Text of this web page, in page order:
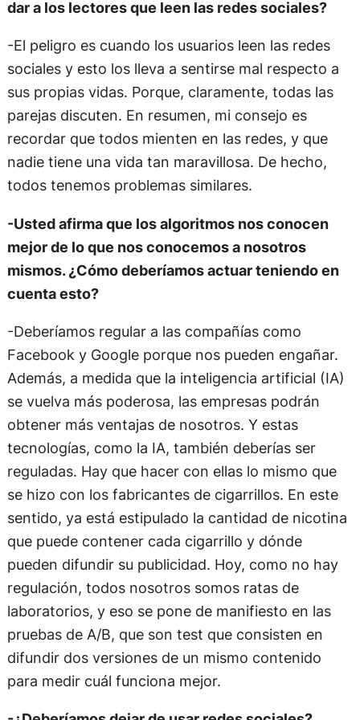
dar a los lectores que leen las redes sociales?
-El peligro es cuando los usuarios leen las redes
sociales y esto los lleva a sentirse mal respecto a
sus propias vidas. Porque, claramente, todas las
parejas discuten. En resumen, mi consejo es
recordar que todos mienten en las redes, y que
nadie tiene una vida tan maravillosa. De hecho,
todos tenemos problemas similares.
-Usted afirma que los algoritmos nos conocen
mejor de lo que nos conocemos a nosotros
mismos. ¿Cómo deberíamos actuar teniendo en
cuenta esto?
-Deberíamos regular a las compañías como
Facebook y Google porque nos pueden engañar.
Además, a medida que la inteligencia artificial (IA)
se vuelva más poderosa, las empresas podrán
obtener más ventajas de nosotros. Y estas
tecnologías, como la IA, también deberías ser
reguladas. Hay que hacer con ellas lo mismo que
se hizo con los fabricantes de cigarrillos. En este
sentido, ya está estipulado la cantidad de nicotina
que puede contener cada cigarrillo y dónde
pueden difundir su publicidad. Hoy, como no hay
regulación, todos nosotros somos ratas de
laboratorios, y eso se pone de manifiesto en las
pruebas de A/B, que son test que consisten en
difundir dos versiones de un mismo contenido
para medir cuál funciona mejor.